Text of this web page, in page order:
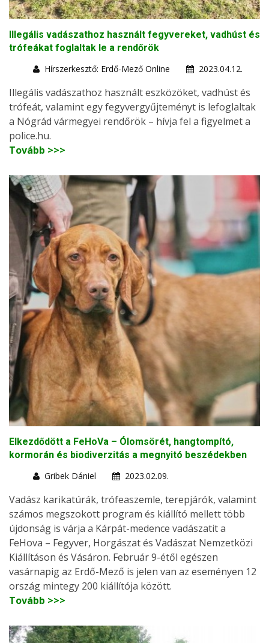
Illegális vadászathoz használt fegyvereket, vadhúst és
trófeákat foglaltak le a rendőrök
Hírszerkesztő: Erdő-Mező Online
2023.04.12.
Illegális vadászathoz használt eszközöket, vadhúst és
trófeát, valamint egy fegyvergyűjteményt is lefoglaltak
a Nógrád vármegyei rendőrök – hívja fel a figyelmet a
police.hu.
Tovább >>>
Elkezdődött a FeHoVa – Ólomsörét, hangtompító,
kormorán és biodiverzitás a megnyitó beszédekben
Gribek Dániel
2023.02.09.
Vadász karikatúrák, trófeaszemle, terepjárók, valamint
számos megszokott program és kiállító mellett több
újdonság is várja a Kárpát-medence vadászatit a
FeHova – Fegyver, Horgászat és Vadászat Nemzetközi
Kiállításon és Vásáron. Február 9-étől egészen
vasárnapig az Erdő-Mező is jelen van az eseményen 12
ország mintegy 200 kiállítója között.
Tovább >>>